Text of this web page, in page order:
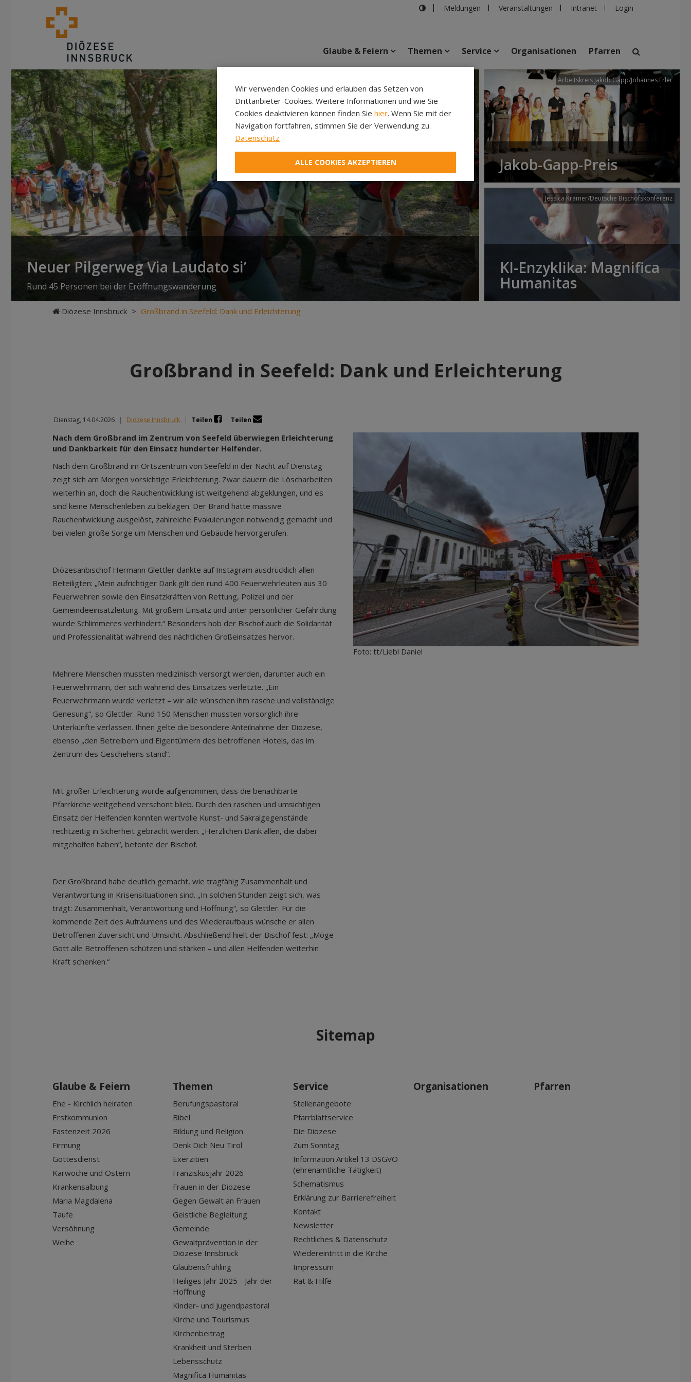
Meldungen Veranstaltungen Intranet Login
suchen
Veranstaltungen Personen Pfarren Einrichtungen
Glaube & Feiern Themen Service Organisationen Pfarren
Neuer Pilgerweg Via Laudato si’
Rund 45 Personen bei der Eröffnungswanderung
Arbeitskreis Jakob Gapp/Johannes Erler
Jakob-Gapp-Preis
Jessica Krämer/Deutsche Bischofskonferenz
KI-Enzyklika: Magnifica
Humanitas
Diözese Innsbruck > Großbrand in Seefeld: Dank und Erleichterung
Großbrand in Seefeld: Dank und Erleichterung
Dienstag, 14.04.2026 | Diözese Innsbruck | Teilen Teilen
Nach dem Großbrand im Zentrum von Seefeld überwiegen Erleichterung
und Dankbarkeit für den Einsatz hunderter Helfender.
Nach dem Großbrand im Ortszentrum von Seefeld in der Nacht auf Dienstag
zeigt sich am Morgen vorsichtige Erleichterung. Zwar dauern die Löscharbeiten
weiterhin an, doch die Rauchentwicklung ist weitgehend abgeklungen, und es
sind keine Menschenleben zu beklagen. Der Brand hatte massive
Rauchentwicklung ausgelöst, zahlreiche Evakuierungen notwendig gemacht und
bei vielen große Sorge um Menschen und Gebäude hervorgerufen.
Diözesanbischof Hermann Glettler dankte auf Instagram ausdrücklich allen
Beteiligten: „Mein aufrichtiger Dank gilt den rund 400 Feuerwehrleuten aus 30
Feuerwehren sowie den Einsatzkräften von Rettung, Polizei und der
Gemeindeeinsatzleitung. Mit großem Einsatz und unter persönlicher Gefährdung
wurde Schlimmeres verhindert.“ Besonders hob der Bischof auch die Solidarität
und Professionalität während des nächtlichen Großeinsatzes hervor.
Mehrere Menschen mussten medizinisch versorgt werden, darunter auch ein
Feuerwehrmann, der sich während des Einsatzes verletzte. „Ein
Feuerwehrmann wurde verletzt – wir alle wünschen ihm rasche und vollständige
Genesung“, so Glettler. Rund 150 Menschen mussten vorsorglich ihre
Unterkünfte verlassen. Ihnen gelte die besondere Anteilnahme der Diözese,
ebenso „den Betreibern und Eigentümern des betroffenen Hotels, das im
Zentrum des Geschehens stand“.
Mit großer Erleichterung wurde aufgenommen, dass die benachbarte
Pfarrkirche weitgehend verschont blieb. Durch den raschen und umsichtigen
Einsatz der Helfenden konnten wertvolle Kunst- und Sakralgegenstände
rechtzeitig in Sicherheit gebracht werden. „Herzlichen Dank allen, die dabei
mitgeholfen haben“, betonte der Bischof.
Der Großbrand habe deutlich gemacht, wie tragfähig Zusammenhalt und
Verantwortung in Krisensituationen sind. „In solchen Stunden zeigt sich, was
trägt: Zusammenhalt, Verantwortung und Hoffnung“, so Glettler. Für die
kommende Zeit des Aufräumens und des Wiederaufbaus wünsche er allen
Betroffenen Zuversicht und Umsicht. Abschließend hielt der Bischof fest: „Möge
Gott alle Betroffenen schützen und stärken – und allen Helfenden weiterhin
Kraft schenken.“
Foto: tt/Liebl Daniel
Sitemap
Glaube & Feiern
Ehe - Kirchlich heiraten
Erstkommunion
Fastenzeit 2026
Firmung
Gottesdienst
Karwoche und Ostern
Krankensalbung
Maria Magdalena
Taufe
Versöhnung
Weihe
Themen
Berufungspastoral
Bibel
Bildung und Religion
Denk Dich Neu Tirol
Exerzitien
Franziskusjahr 2026
Frauen in der Diözese
Gegen Gewalt an Frauen
Geistliche Begleitung
Gemeinde
Gewaltprävention in der
Diözese Innsbruck
Glaubensfrühling
Heiliges Jahr 2025 - Jahr der
Hoffnung
Kinder- und Jugendpastoral
Kirche und Tourismus
Kirchenbeitrag
Krankheit und Sterben
Lebensschutz
Magnifica Humanitas
Service
Stellenangebote
Pfarrblattservice
Die Diözese
Zum Sonntag
Information Artikel 13 DSGVO
(ehrenamtliche Tätigkeit)
Schematismus
Erklärung zur Barrierefreiheit
Kontakt
Newsletter
Rechtliches & Datenschutz
Wiedereintritt in die Kirche
Impressum
Rat & Hilfe
Organisationen Pfarren
Wir verwenden Cookies und erlauben das Setzen von
Drittanbieter-Cookies. Weitere Informationen und wie Sie
Cookies deaktivieren können finden Sie hier. Wenn Sie mit der
Navigation fortfahren, stimmen Sie der Verwendung zu.
Datenschutz
ALLE COOKIES AKZEPTIEREN